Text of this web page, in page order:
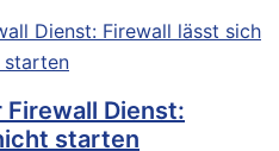
Dienst:
starten